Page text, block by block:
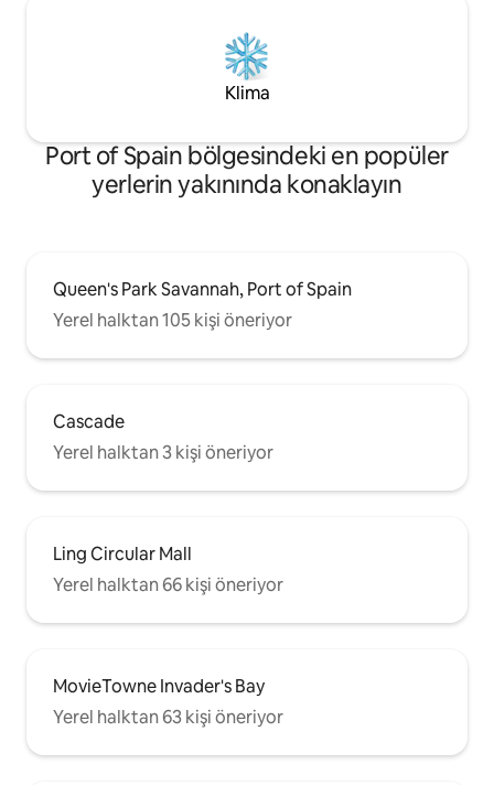
Klima
Port of Spain bölgesindeki en popüler
yerlerin yakınında konaklayın
Queen's Park Savannah, Port of Spain
Yerel halktan 105 kişi öneriyor
Cascade
Yerel halktan 3 kişi öneriyor
Ling Circular Mall
Yerel halktan 66 kişi öneriyor
MovieTowne Invader's Bay
Yerel halktan 63 kişi öneriyor